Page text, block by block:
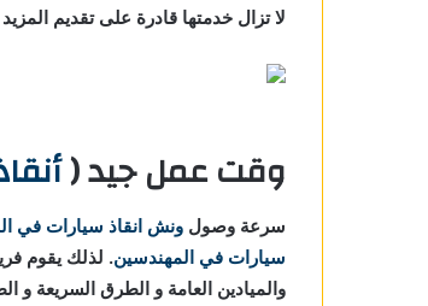
لا تزال خدمتها قادرة على تقديم
وقت عمل جيد (
سرعة وصول ونش انقاذ سيارات في
سيارات في المهندسين. لذلك يقوم
والميادين العامة و الطرق السريعة و